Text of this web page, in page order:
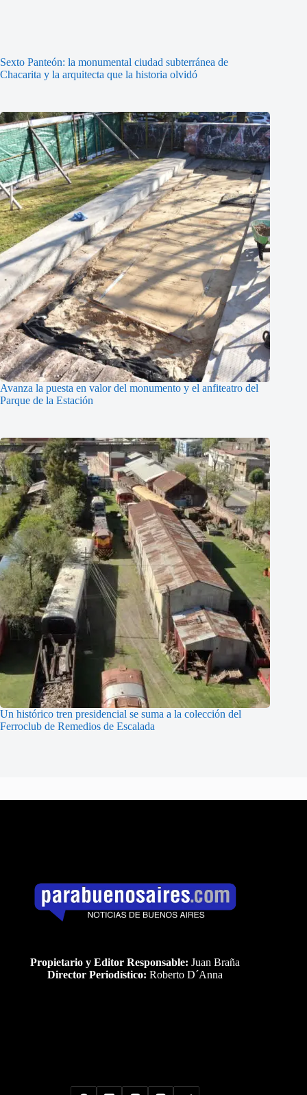
Sexto Panteón: la monumental ciudad subterránea de
Chacarita y la arquitecta que la historia olvidó
Avanza la puesta en valor del monumento y el anfiteatro del
Parque de la Estación
Un histórico tren presidencial se suma a la colección del
Ferroclub de Remedios de Escalada
Propietario y Editor Responsable: Juan Braña
Director Periodístico: Roberto D´Anna